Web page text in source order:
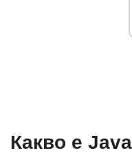
Какво е